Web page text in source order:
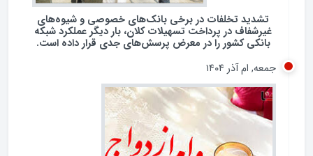
تشدید تخلفات در برخی بانک‌های خصوصی و شیوه‌های
غیرشفاف در پرداخت تسهیلات کلان، بار دیگر عملکرد شبکه
بانکی کشور را در معرض پرسش‌های جدی قرار داده است.
جمعه, ام آذر ۱۴۰۴